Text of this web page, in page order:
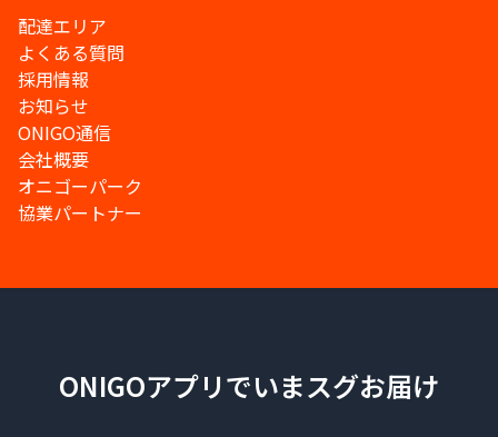
配達エリア
よくある質問
採用情報
お知らせ
ONIGO通信
会社概要
オニゴーパーク
協業パートナー
ONIGOアプリでいまスグお届け